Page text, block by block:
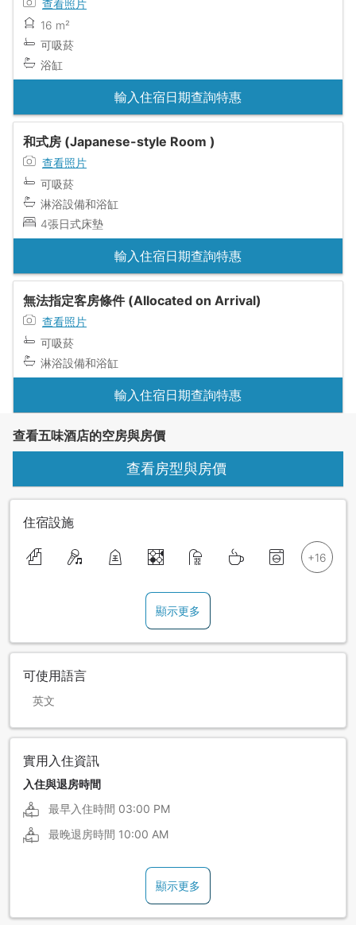
查看照片
16 m²
可吸菸
浴缸
輸入住宿日期查詢特惠
和式房 (Japanese-style Room )
查看照片
可吸菸
淋浴設備和浴缸
4張日式床墊
輸入住宿日期查詢特惠
無法指定客房條件 (Allocated on Arrival)
查看照片
可吸菸
淋浴設備和浴缸
輸入住宿日期查詢特惠
查看五味酒店的空房與房價
查看房型與房價
住宿設施
顯示更多
可使用語言
英文
實用入住資訊
入住與退房時間
最早入住時間 03:00 PM
最晚退房時間 10:00 AM
顯示更多